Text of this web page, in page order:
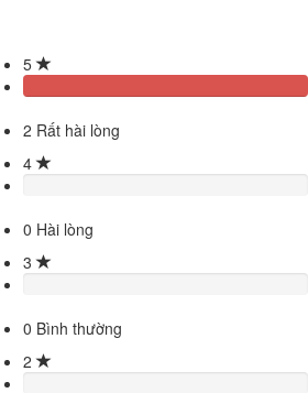
5
2 Rất hài lòng
4
0 Hài lòng
3
0 Bình thường
2